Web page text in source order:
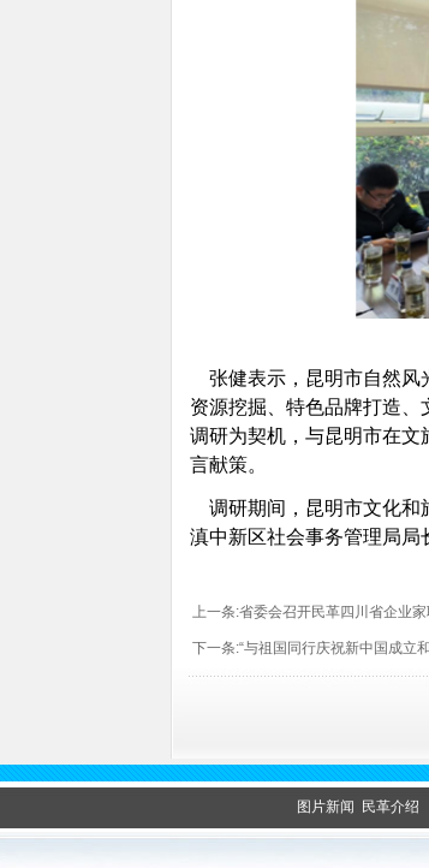
张健表示，昆明市自然风
资源挖掘、特色品牌打造
调研为契机，与昆明市在文
言献策。
调研期间，昆明市文化和
滇中新区社会事务管理局局
上一条:省委会召开民革四川省企业
下一条:“与祖国同行庆祝新中国成立
图片新闻 民革介绍